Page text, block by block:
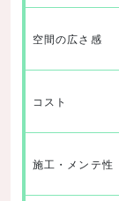
空間の広さ感
コスト
施工・メンテ性